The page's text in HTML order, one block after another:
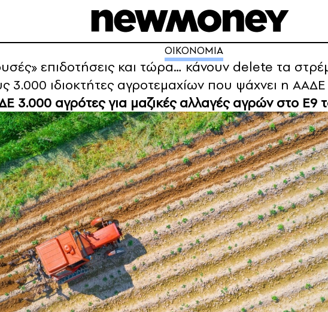
ΟΙΚΟΝΟΜΙΑ
επιδοτήσεις και τώρα… κάνουν delete τα
3.000 ιδιοκτήτες αγροτεμαχίων που ψάχνει η
3.000 αγρότες για μαζικές αλλαγές αγρών στο Ε9